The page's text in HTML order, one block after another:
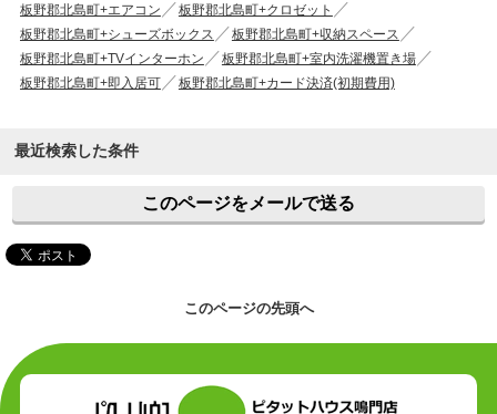
板野郡北島町+エアコン
板野郡北島町+クロゼット
板野郡北島町+シューズボックス
板野郡北島町+収納スペース
板野郡北島町+TVインターホン
板野郡北島町+室内洗濯機置き場
板野郡北島町+即入居可
板野郡北島町+カード決済(初期費用)
最近検索した条件
このページをメールで送る
このページの先頭へ